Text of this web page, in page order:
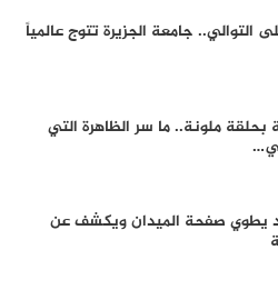
التوالي.. جامعة الجزيرة تتوج عالمياً
ملونة.. ما سر الظاهرة التي
يطوي صفحة الميدان ويكشف عن